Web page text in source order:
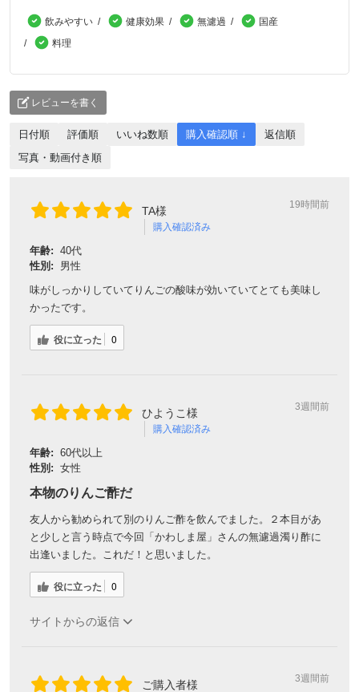
飲みやすい 健康効果 無濾過
国産
料理
レビューを書く
日付順 評価順 いいね数順 購入確認順 ↓
返信順
写真・動画付き順
TA様
購入確認済み
19時間前
年齢: 40代
性別:
男性
味がしっかりしていてりんごの酸味が効いていてとても美味し
かったです。
役に立った 0
ひようこ様
購入確認済み
3週間前
年齢: 60代以上
性別: 女性
本物のりんご酢だ
友人から勧められて別のりんご酢を飲んでました。２本目があ
と少しと言う時点で今回「かわしま屋」さんの無濾過濁り酢に
出逢いました。これだ！と思いました。
役に立った 0
サイトからの返信
ご購入者様 3週間前